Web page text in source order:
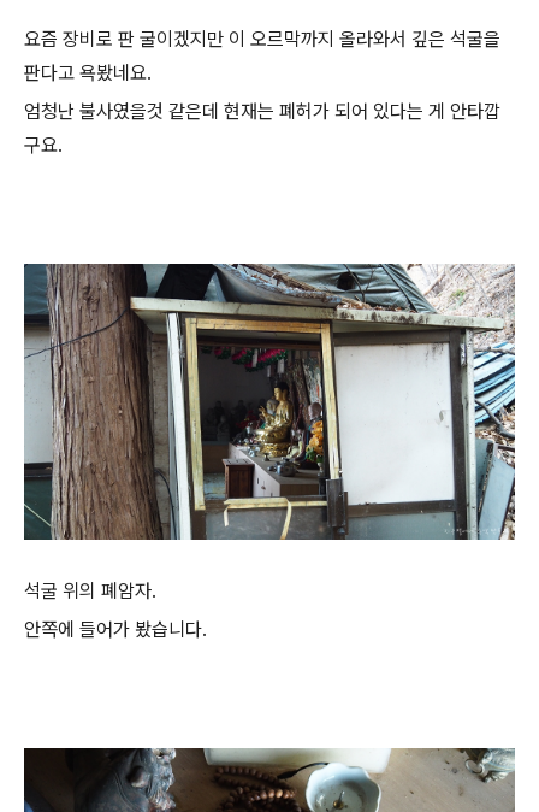
요즘 장비로 판 굴이겠지만 이 오르막까지 올라와서 깊은 석굴을
판다고 욕봤네요.
엄청난 불사였을것 같은데 현재는 폐허가 되어 있다는 게 안타깝
구요.
석굴 위의 폐암자.
안쪽에 들어가 봤습니다.